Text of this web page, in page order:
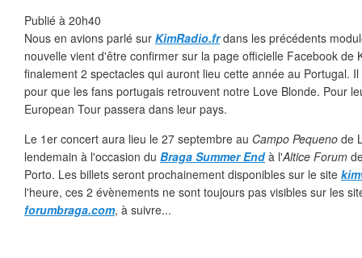
Publié à 20h40
Nous en avions parlé sur KimRadio.frdans les précédents
nouvelle vient d'être confirmer sur la page officielle Facebook de
finalement 2 spectacles qui auront lieu cette année au Portugal.
pour que les fans portugais retrouvent notre Love Blonde. Pour
European Tour passera dans leur pays.
Le 1er concert aura lieu le 27 septembre au Campo Pequeno de
lendemain à l'occasion du Braga Summer Endà l'Altice Forum
Porto. Les billets seront prochainement disponibles sur le site
l'heure, ces 2 évènements ne sont toujours pas visibles sur les
forumbraga.com, à suivre...